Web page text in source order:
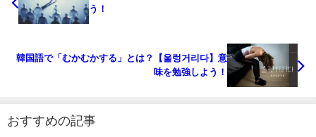
う！
韓国語で「むかむかする」とは？【울렁거리다】意
味を勉強しよう！
おすすめの記事